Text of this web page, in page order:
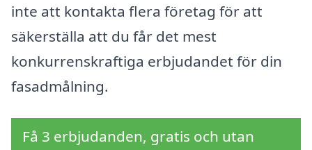
inte att kontakta flera företag för att
säkerställa att du får det mest
konkurrenskraftiga erbjudandet för din
fasadmålning.
Få 3 erbjudanden, gratis och utan